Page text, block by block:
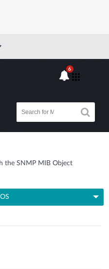
6
the SNMP MIB Object